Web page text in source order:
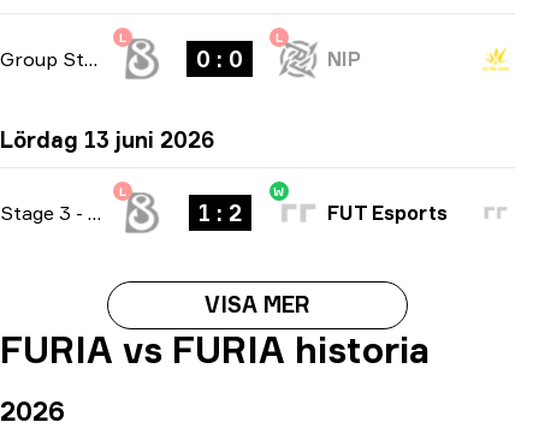
Group Stage -bo1
L
0 : 0
L
NIP
Lördag 13 juni 2026
Stage 3 - bo3
L
1 : 2
W
FUT Esports
VISA MER
FURIA vs FURIA historia
2026